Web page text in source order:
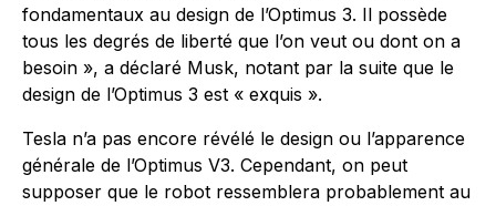
fondamentaux au design de l’Optimus 3. Il possède
tous les degrés de liberté que l’on veut ou dont on a
besoin », a déclaré Musk, notant par la suite que le
design de l’Optimus 3 est « exquis ».
Tesla n’a pas encore révélé le design ou l’apparence
générale de l’Optimus V3. Cependant, on peut
supposer que le robot ressemblera probablement au